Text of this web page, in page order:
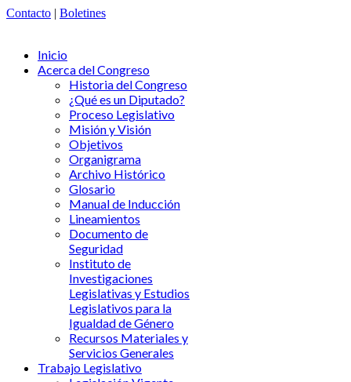
Contacto | Boletines
Inicio
Acerca del Congreso
Historia del Congreso
¿Qué es un Diputado?
Proceso Legislativo
Misión y Visión
Objetivos
Organigrama
Archivo Histórico
Glosario
Manual de Inducción
Lineamientos
Documento de
Seguridad
Instituto de
Investigaciones
Legislativas y Estudios
Legislativos para la
Igualdad de Género
Recursos Materiales y
Servicios Generales
Trabajo Legislativo